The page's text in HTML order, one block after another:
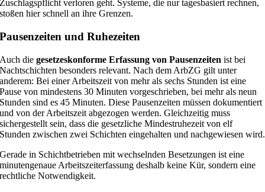
Zuschlagspflicht verloren geht. Systeme, die nur tagesbasiert rechnen,
stoßen hier schnell an ihre Grenzen.
Pausenzeiten und Ruhezeiten
Auch diegesetzeskonforme Erfassung von Pausenzeiten ist bei
Nachtschichten besonders relevant. Nach dem ArbZG gilt unter
anderem: Bei einer Arbeitszeit von mehr als sechs Stunden ist eine
Pause von mindestens 30 Minuten vorgeschrieben, bei mehr als neun
Stunden sind es 45 Minuten. Diese Pausenzeiten müssen dokumentiert
und von der Arbeitszeit abgezogen werden. Gleichzeitig muss
sichergestellt sein, dass die gesetzliche Mindestruhezeit von elf
Stunden zwischen zwei Schichten eingehalten und nachgewiesen wird.
Gerade in Schichtbetrieben mit wechselnden Besetzungen ist eine
minutengenaue Arbeitszeiterfassung deshalb keine Kür, sondern eine
rechtliche Notwendigkeit.